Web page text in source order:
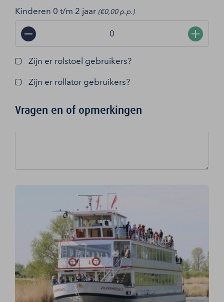
Kinderen 0 t/m 2 jaar (€0,00 p.p.)
− +
Zijn er rolstoel gebruikers?
Zijn er rollator gebruikers?
Vragen en of opmerkingen